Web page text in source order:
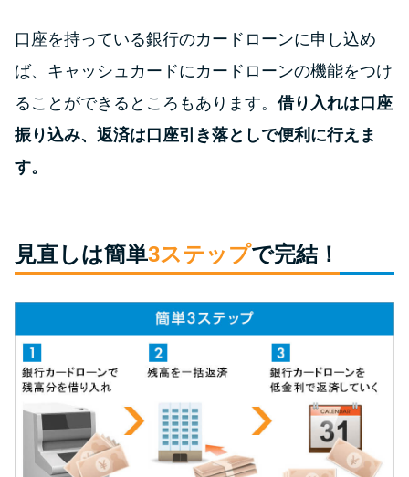
年収が低い＆他社借入があると
落ちる？バンクイックの口コミ
を分析
口座を持っている銀行のカードローンに申し込め
ば、キャッシュカードにカードローンの機能をつけ
ることができるところもあります。 借り入れは口座
振り込み、返済は口座引き落としで便利に行えま
す。
見直しは簡単3ステップで完結！